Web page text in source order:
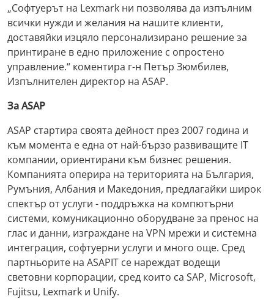
„Софтуерът на Lexmark ни позволява да изпълним
всички нужди и желания на нашите клиенти,
доставяйки изцяло персонализирано решение за
принтиране в едно приложение с опростено
управление.“ коментира г-н Петър Зюмбилев,
Изпълнителен директор на ASAP.
За ASAP
ASAP стартира своята дейност през 2007 година и
към момента е една от най-бързо развиващите IT
компании, ориентирани към бизнес решения.
Компанията оперира на територията на България,
Румъния, Албания и Македония, предлагайки широк
спектър от услуги - поддръжка на компютърни
системи, комуникационно оборудване за пренос на
глас и данни, изграждане на VPN мрежи и системна
интеграция, софтуерни услуги и много още. Сред
партньорите на ASAPIT се нареждат водещи
световни корпорации, сред които са SAP, Microsoft,
Fujitsu, Lexmark и Unify.